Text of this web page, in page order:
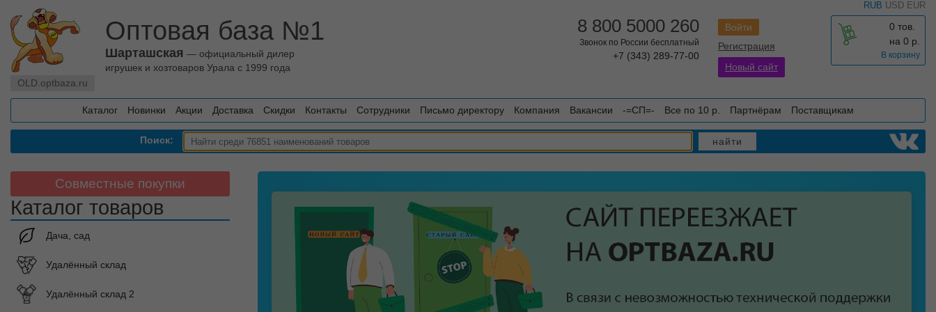
RUB USD EUR
OLD.optbaza.ru
Оптовая база №1
Шарташская — официальный дилер
игрушек и хозтоваров Урала с 1999 года
0 тов.
на 0 р.
В корзину
Войти
Регистрация
Новый сайт
8 800 5000 260
Звонок по России бесплатный
+7 (343) 289-77-00
Каталог Новинки Акции Доставка Скидки Контакты Сотрудники Письмо директору Компания Вакансии -=СП=- Все по 10 р. Партнёрам Поставщикам
Поиск: найти
Совместные покупки
Каталог товаров
Дача, сад
Удалённый склад
Удалённый склад 2